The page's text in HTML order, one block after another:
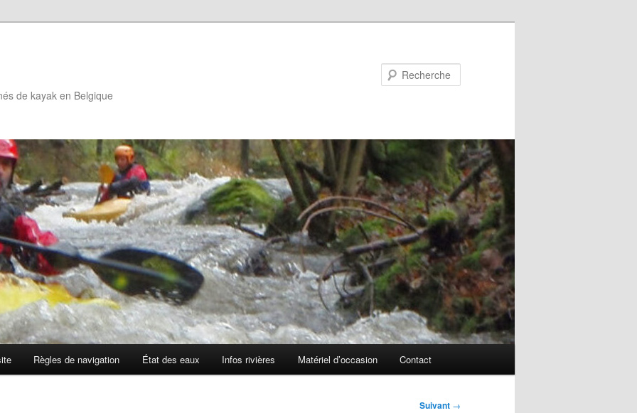
de kayak en Belgique
Règles de navigation État des eaux Infos rivières Matériel d’occasion Contact
Suivant →